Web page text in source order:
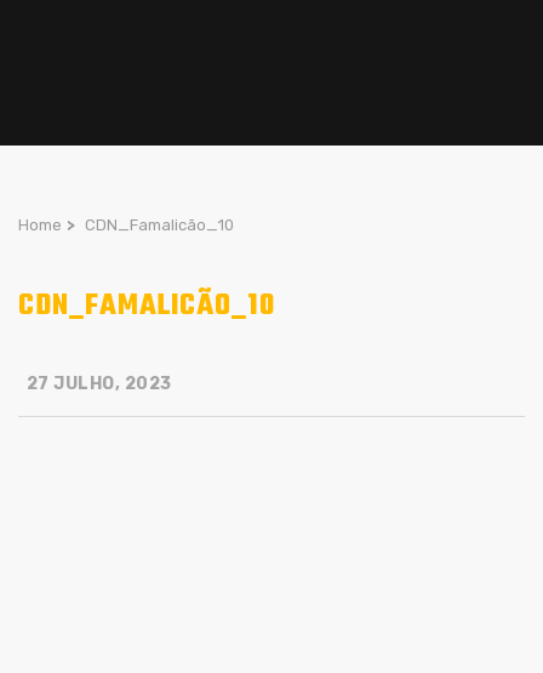
Home > CDN_Famalicão_10
CDN_FAMALICÃO_10
27 JULHO, 2023